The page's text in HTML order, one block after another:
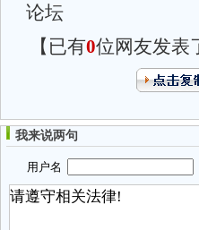
论坛
【已有0位网友发表
我来说两句
用户名